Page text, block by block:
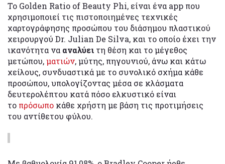
Το Golden Ratio of Beauty Phi, είναι ένα app που
χρησιμοποιεί τις πιστοποιημένες τεχνικές
χαρτογράφησης προσώπου του διάσημου πλαστικού
χειρουργού Dr. Julian De Silva, και το οποίο έχει την
ικανότητα να αναλύει τη θέση και το μέγεθος
μετώπου,ματιών, μύτης, πηγουνιού, άνω και κάτω
χείλους, συνδυαστικά με το συνολικό σχήμα κάθε
προσώπου, υπολογίζοντας μέσα σε κλάσματα
δευτερολέπτου κατά πόσο ελκυστικό είναι
το πρόσωπο κάθε χρήστη με βάση τις προτιμήσεις
του αντίθετου φύλου.